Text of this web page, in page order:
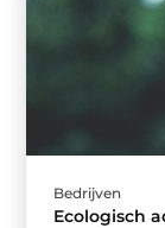
Bedrijven
Ecologisch